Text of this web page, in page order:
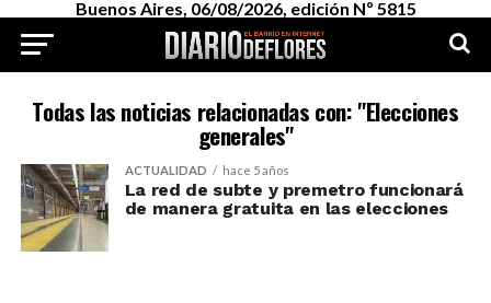
Buenos Aires, 06/08/2026, edición Nº 5815
Todas las noticias relacionadas con: "Elecciones
generales"
ACTUALIDAD hace 5 años
La red de subte y premetro funcionará
de manera gratuita en las elecciones